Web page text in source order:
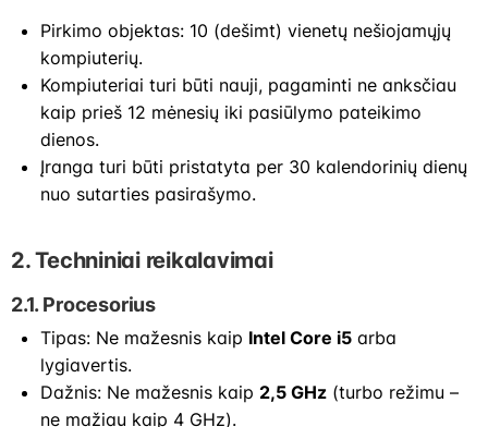
Pirkimo objektas: 10 (dešimt) vienetų nešiojamųjų
kompiuterių.
Kompiuteriai turi būti nauji, pagaminti ne anksčiau
kaip prieš 12 mėnesių iki pasiūlymo pateikimo
dienos.
Įranga turi būti pristatyta per 30 kalendorinių dienų
nuo sutarties pasirašymo.
2. Techniniai reikalavimai
2.1. Procesorius
Tipas: Ne mažesnis kaip Intel Core i5 arba
lygiavertis.
Dažnis: Ne mažesnis kaip 2,5 GHz (turbo režimu –
ne mažiau kaip 4 GHz).